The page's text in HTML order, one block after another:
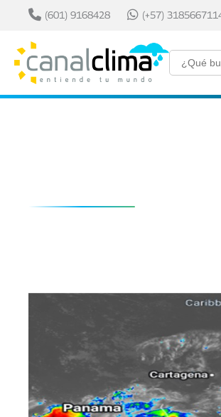
(601) 9168428 (+57)
Pronóstico